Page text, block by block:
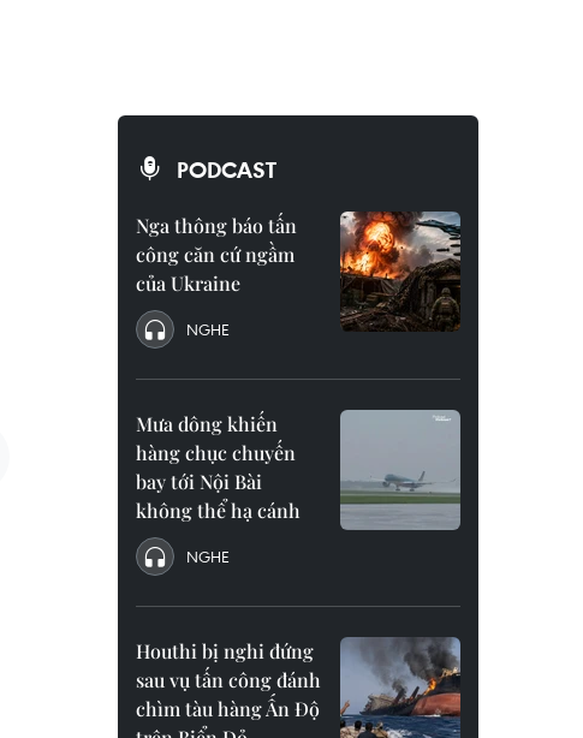
PODCAST
Nga thông báo tấn
công căn cứ ngầm
của Ukraine
NGHE
Mưa dông khiến
hàng chục chuyến
bay tới Nội Bài
không thể hạ cánh
NGHE
Houthi bị nghi đứng
sau vụ tấn công đánh
chìm tàu hàng Ấn Độ